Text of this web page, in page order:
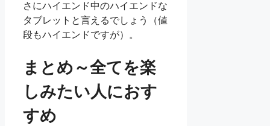
さにハイエンド中のハイエンドな
タブレットと言えるでしょう（値
段もハイエンドですが）。
まとめ～全てを楽
しみたい人におす
すめ